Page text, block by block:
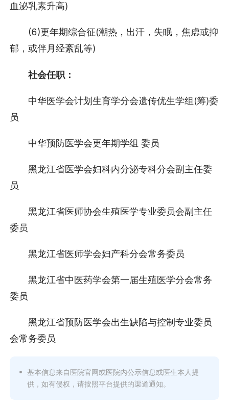
血泌乳素升高)
(6)更年期综合征(潮热，出汗，失眠，焦虑或抑
郁，或伴月经紊乱等)
社会任职：
中华医学会计划生育学分会遗传优生学组(筹)委
员
中华预防医学会更年期学组 委员
黑龙江省医学会妇科内分泌专科分会副主任委
员
黑龙江省医师协会生殖医学专业委员会副主任
委员
黑龙江省医师学会妇产科分会常务委员
黑龙江省中医药学会第一届生殖医学分会常务
委员
黑龙江省预防医学会出生缺陷与控制专业委员
会常务委员
基本信息来自医院官网或医院内公示信息或医生本人提
供，如有侵权，请按照平台提供的渠道通知。